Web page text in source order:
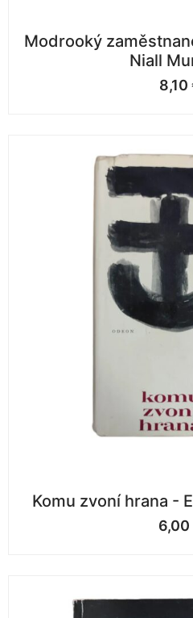
Modrooký
Niall
8,10
Komu zvoní hrana -
6,00